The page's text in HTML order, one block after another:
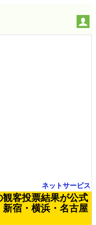
ネットサービス
客投票結果が公式
宿・横浜・名古屋